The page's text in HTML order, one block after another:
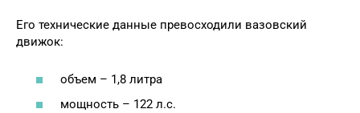
Его технические данные превосходили вазовский
движок:
объем – 1,8 литра
мощность – 122 л.с.